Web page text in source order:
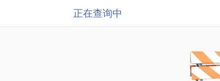
正在查询中